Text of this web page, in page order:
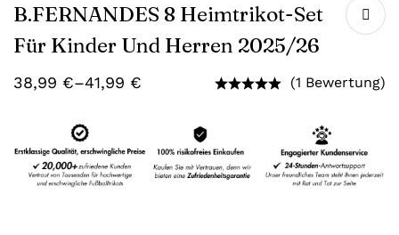
B.FERNANDES 8 Heimtrikot-Set
Für Kinder Und Herren 2025/26
38,99 €–41,99 € (1 Bewertung)